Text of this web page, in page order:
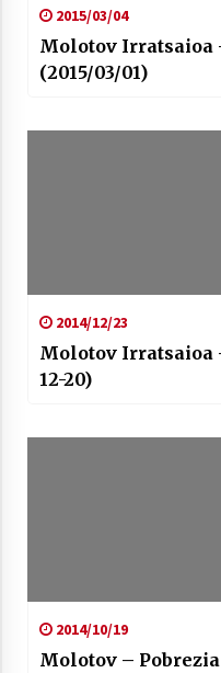
2015/03/04
Molotov Irratsaioa
(2015/03/01)
2014/12/23
Molotov Irratsaioa
12-20)
2014/10/19
Molotov – Pobrezia